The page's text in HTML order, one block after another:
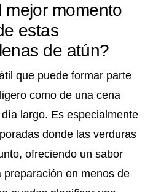
momento
estas
de atún?
que puede formar parte
como de una cena
largo. Es especialmente
donde las verduras
ofreciendo un sabor
en menos de